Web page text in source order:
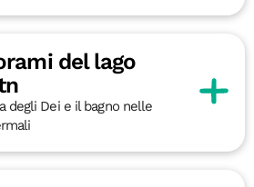
del lago
degli Dei e il bagno nelle